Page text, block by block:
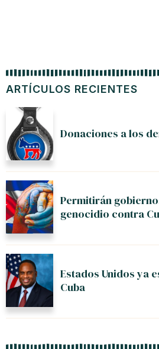
ARTÍCULOS RECIENTES
Donaciones a los
Permitirán
genocidio contra
Estados Unidos ya
Cuba